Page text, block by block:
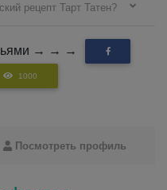
рецепт Тарт Татен?
→ → →
1000
Посмотреть профиль